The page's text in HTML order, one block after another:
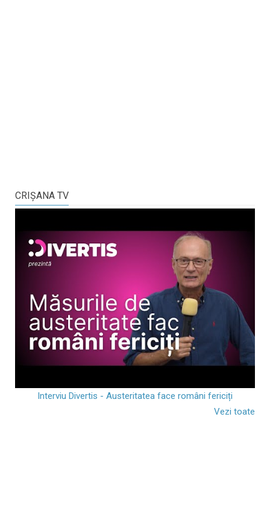
CRIŞANA TV
Interviu Divertis - Austeritatea face români fericiți
Vezi toate